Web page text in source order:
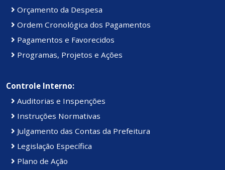
Orçamento da Despesa
Ordem Cronológica dos Pagamentos
Pagamentos e Favorecidos
Programas, Projetos e Ações
Controle Interno:
Auditorias e Inspenções
Instruções Normativas
Julgamento das Contas da Prefeitura
Legislação Específica
Plano de Ação